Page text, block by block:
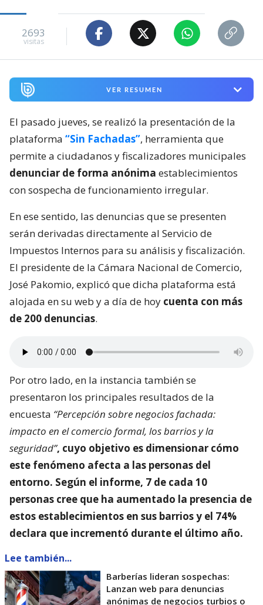
2693
visitas
VER RESUMEN
El pasado jueves, se realizó la presentación de la
plataforma “Sin Fachadas”, herramienta que
permite a ciudadanos y fiscalizadores municipales
denunciar de forma anónima establecimientos
con sospecha de funcionamiento irregular.
En ese sentido, las denuncias que se presenten
serán derivadas directamente al Servicio de
Impuestos Internos para su análisis y fiscalización.
El presidente de la Cámara Nacional de Comercio,
José Pakomio, explicó que dicha plataforma está
alojada en su web y a día de hoy cuenta con más
de 200 denuncias.
Por otro lado, en la instancia también se
presentaron los principales resultados de la
encuesta “Percepción sobre negocios fachada:
impacto en el comercio formal, los barrios y la
seguridad”, cuyo objetivo es dimensionar cómo
este fenómeno afecta a las personas del
entorno. Según el informe, 7 de cada 10
personas cree que ha aumentado la presencia de
estos establecimientos en sus barrios y el 74%
declara que incrementó durante el último año.
Lee también...
Barberías lideran sospechas:
Lanzan web para denuncias
anónimas de negocios turbios o